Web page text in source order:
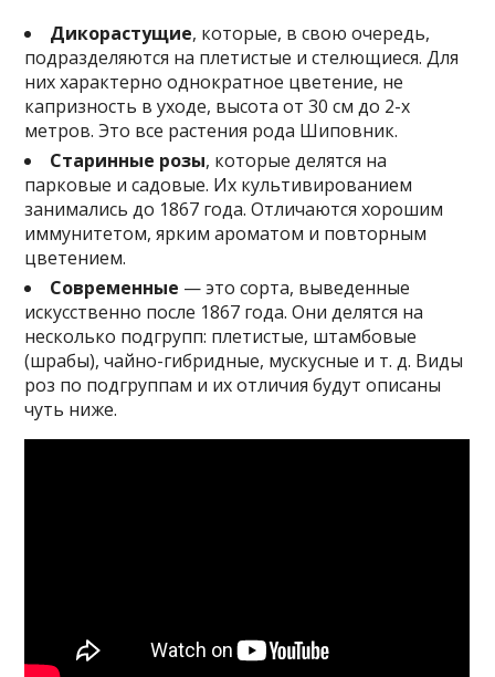
Дикорастущие, которые, в свою очередь,
подразделяются на плетистые и стелющиеся. Для
них характерно однократное цветение, не
капризность в уходе, высота от 30 см до 2-х
метров. Это все растения рода Шиповник.
Старинные розы, которые делятся на
парковые и садовые. Их культивированием
занимались до 1867 года. Отличаются хорошим
иммунитетом, ярким ароматом и повторным
цветением.
Современные — это сорта, выведенные
искусственно после 1867 года. Они делятся на
несколько подгрупп: плетистые, штамбовые
(шрабы), чайно-гибридные, мускусные и т. д. Виды
роз по подгруппам и их отличия будут описаны
чуть ниже.